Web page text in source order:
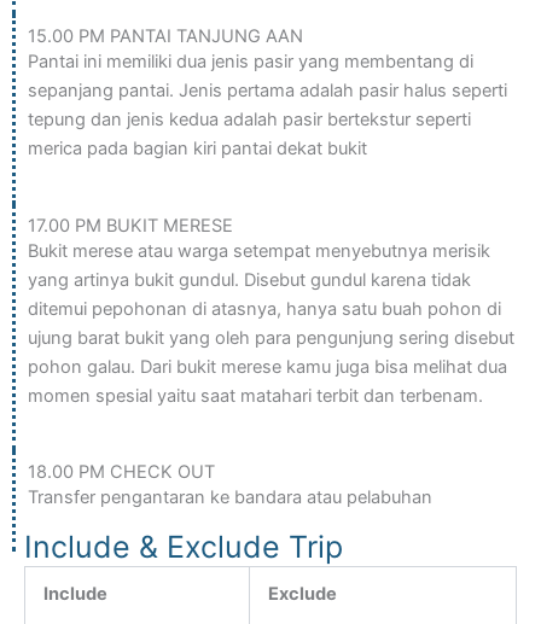
15.00 PM PANTAI TANJUNG AAN
Pantai ini memiliki dua jenis pasir yang membentang di
sepanjang pantai. Jenis pertama adalah pasir halus seperti
tepung dan jenis kedua adalah pasir bertekstur seperti
merica pada bagian kiri pantai dekat bukit
17.00 PM BUKIT MERESE
Bukit merese atau warga setempat menyebutnya merisik
yang artinya bukit gundul. Disebut gundul karena tidak
ditemui pepohonan di atasnya, hanya satu buah pohon di
ujung barat bukit yang oleh para pengunjung sering disebut
pohon galau. Dari bukit merese kamu juga bisa melihat dua
momen spesial yaitu saat matahari terbit dan terbenam.
18.00 PM CHECK OUT
Transfer pengantaran ke bandara atau pelabuhan
Include & Exclude Trip
Include Exclude